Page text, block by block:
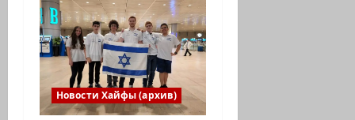
Новости Хайфы (архив)